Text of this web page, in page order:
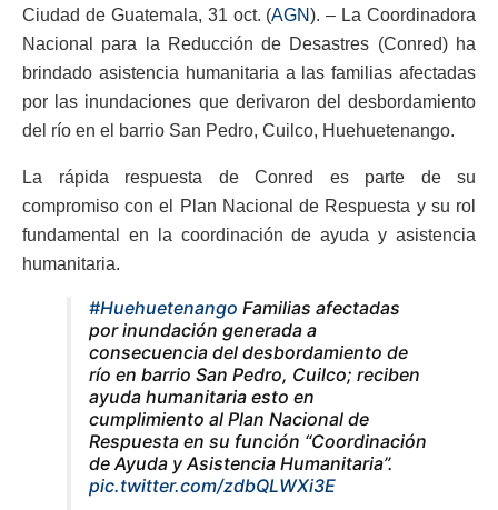
Ciudad de Guatemala, 31 oct. (AGN). – La Coordinadora
Nacional para la Reducción de Desastres (Conred) ha
brindado asistencia humanitaria a las familias afectadas
por las inundaciones que derivaron del desbordamiento
del río en el barrio San Pedro, Cuilco, Huehuetenango.
La rápida respuesta de Conred es parte de su
compromiso con el Plan Nacional de Respuesta y su rol
fundamental en la coordinación de ayuda y asistencia
humanitaria.
#Huehuetenango Familias afectadas
por inundación generada a
consecuencia del desbordamiento de
río en barrio San Pedro, Cuilco; reciben
ayuda humanitaria esto en
cumplimiento al Plan Nacional de
Respuesta en su función “Coordinación
de Ayuda y Asistencia Humanitaria”.
pic.twitter.com/zdbQLWXi3E